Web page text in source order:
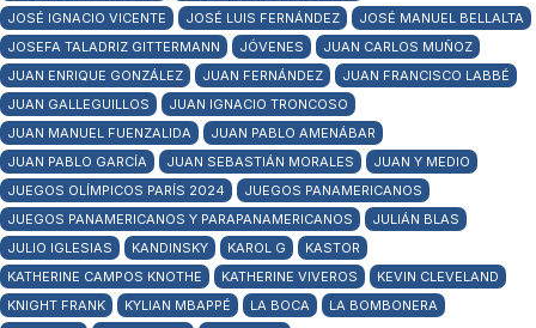
JOSÉ IGNACIO VICENTE
JOSÉ LUIS FERNÁNDEZ
JOSÉ MANUEL BELLALTA
JOSEFA TALADRIZ GITTERMANN
JÓVENES
JUAN CARLOS MUÑOZ
JUAN ENRIQUE GONZÁLEZ
JUAN FERNÁNDEZ
JUAN FRANCISCO LABBÉ
JUAN GALLEGUILLOS
JUAN IGNACIO TRONCOSO
JUAN MANUEL FUENZALIDA
JUAN PABLO AMENÁBAR
JUAN PABLO GARCÍA
JUAN SEBASTIÁN MORALES
JUAN Y MEDIO
JUEGOS OLÍMPICOS PARÍS 2024
JUEGOS PANAMERICANOS
JUEGOS PANAMERICANOS Y PARAPANAMERICANOS
JULIÁN BLAS
JULIO IGLESIAS
KANDINSKY KAROL G
KASTOR
KATHERINE CAMPOS KNOTHE
KATHERINE VIVEROS
KEVIN CLEVELAND
KNIGHT FRANK
KYLIAN MBAPPÉ LA BOCA
LA BOMBONERA